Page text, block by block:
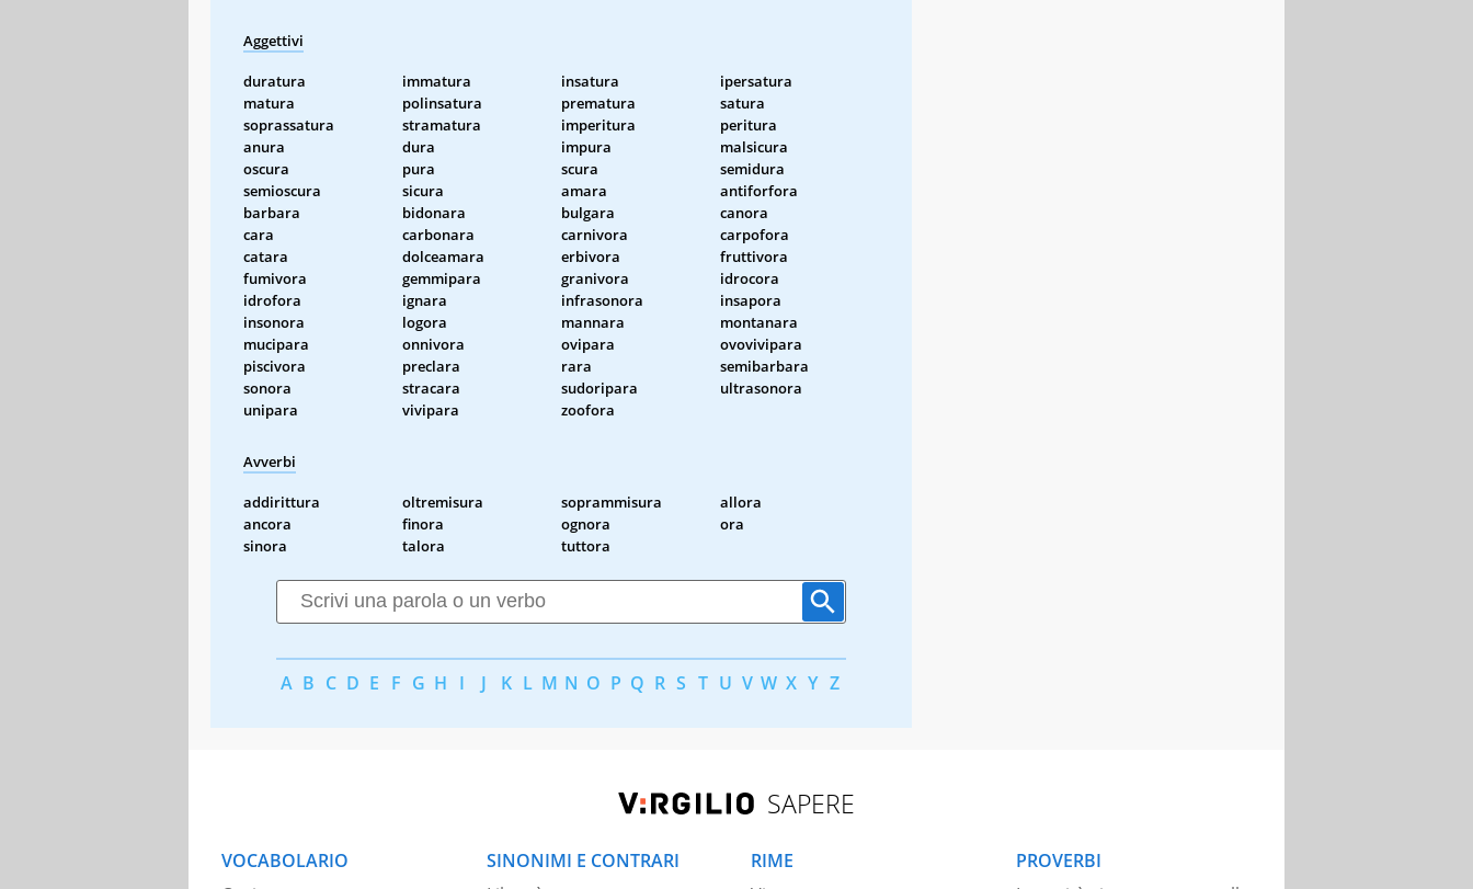
Aggettivi
duratura immatura insatura
ipersatura
matura
polinsatura prematura
satura
soprassatura
stramatura imperitura
peritura
anura
dura impura
malsicura
oscura
pura scura
semidura
semioscura
sicura amara
antiforfora
barbara
bidonara bulgara
canora
cara
carbonara carnivora
carpofora
catara
dolceamara erbivora
fruttivora
fumivora
gemmipara granivora
idrocora
idrofora
ignara infrasonora
insapora
insonora
logora mannara
montanara
mucipara
onnivora ovipara
ovovivipara
piscivora
preclara rara
semibarbara
sonora
stracara sudoripara
ultrasonora
unipara
vivipara zoofora
Avverbi
addirittura oltremisura soprammisura
allora
ancora
finora ognora
ora
sinora
talora tuttora
A B C D E F G H I J K L M N O P Q R S T U V W X Y Z
SAPERE
VOCABOLARIO
SINONIMI E CONTRARI
RIME
PROVERBI